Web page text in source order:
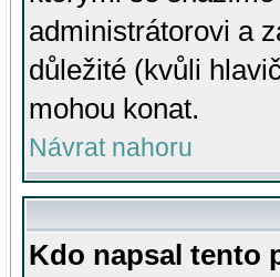
administrátorovi a
důležité (kvůli
mohou konat.
Návrat nahoru
Kdo napsal tento